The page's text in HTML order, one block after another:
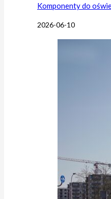
Komponenty do
2026-06-10